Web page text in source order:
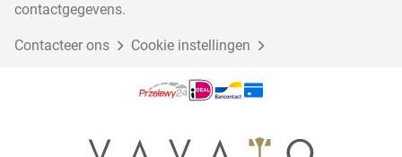
contactgegevens.
Contacteer ons Cookie instellingen